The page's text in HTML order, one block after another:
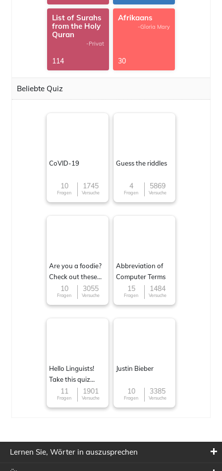
List of Surahs
from the Holy
Quran
-Privat
114
Afrikaans
-Gloria Mary
30
Beliebte Quiz
CoVID-19
10
Fragen
1745
Versuche
Guess the riddles
4
Fragen
5869
Versuche
Are you a foodie?
Check out these
Famous cuisines
around the World
10
Fragen
3055
Versuche
Abbreviation of
Computer Terms
15
Fragen
1484
Versuche
Hello Linguists!
Take this quiz
now!11
Fragen
1901
Versuche
Justin Bieber
10
Fragen
3385
Versuche
Lernen Sie, Wörter in auszusprechen